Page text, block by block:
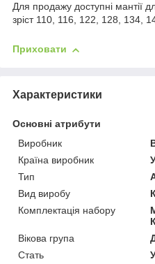
Для продажу доступні мантії
зріст 110, 116, 122, 128, 134,
Приховати
Характеристики
Основні атрибути
Виробник
Країна виробник
Тип
Вид виробу
Комплектація набору
Вікова група
Стать